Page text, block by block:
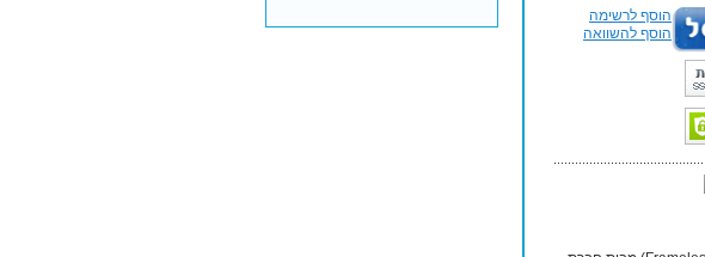
הוסף לרשימה
הוסף להשוואה